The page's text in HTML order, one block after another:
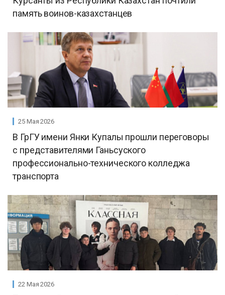
память воинов-казахстанцев
25 Мая 2026
В ГрГУ имени Янки Купалы прошли переговоры
с представителями Ганьсуского
профессионально-технического колледжа
транспорта
22 Мая 2026